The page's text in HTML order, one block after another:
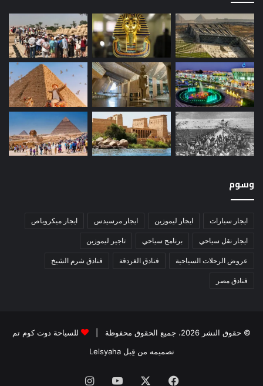
وسوم
ايجار سيارات ايجار ليموزين ايجار مرسيدس ايجار ميكروباص
ايجار نقل سياحي برنامج سياحي تاجير ليموزين
عروض الرحلات السياحية فنادق الغردقة فنادق شرم الشيخ
فنادق مصر
© حقوق النشر 2026، جميع الحقوق محفوظة |
للسياحة دوت كوم تم
تصميمه من قِبل Lelsyaha
فيسبوك ‫YouTube